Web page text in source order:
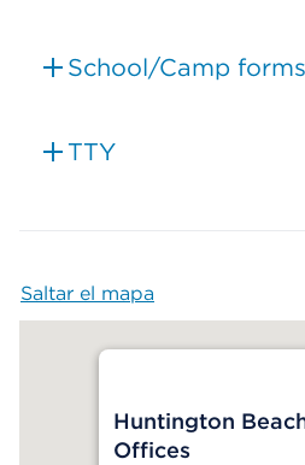
School/Camp forms
TTY
Saltar el mapa
Huntington
Offices